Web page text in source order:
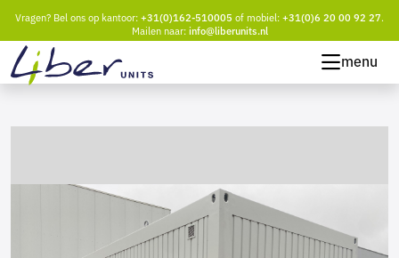
Vragen? Bel ons op kantoor:+31(0)162-510005 of mobiel:+31(0)6 20 00 92 27.
Mailen naar:info@liberunits.nl
menu